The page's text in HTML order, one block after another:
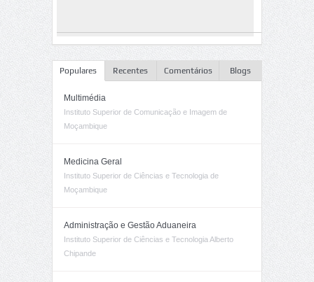
Populares Recentes Comentários Blogs
Multimédia
Instituto Superior de Comunicação e Imagem de
Moçambique
Medicina Geral
Instituto Superior de Ciências e Tecnologia de
Moçambique
Administração e Gestão Aduaneira
Instituto Superior de Ciências e Tecnologia Alberto
Chipande